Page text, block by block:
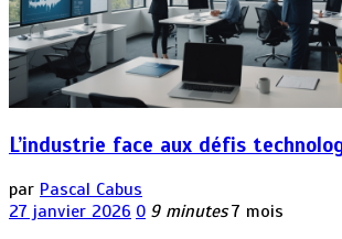
L’industrie face aux défis
par Pascal Cabus
27 janvier 2026 0 9 minutes 7 mois